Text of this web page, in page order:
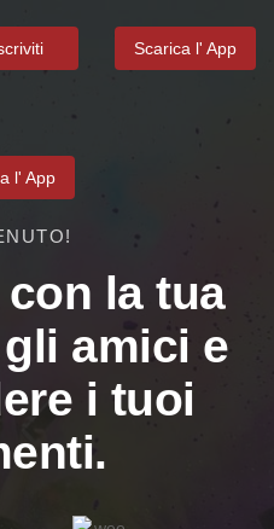
Scarica l' App
l' App
la tua
amici e
i tuoi